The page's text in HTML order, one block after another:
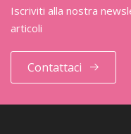
Iscriviti alla nostra
articoli
Contattaci